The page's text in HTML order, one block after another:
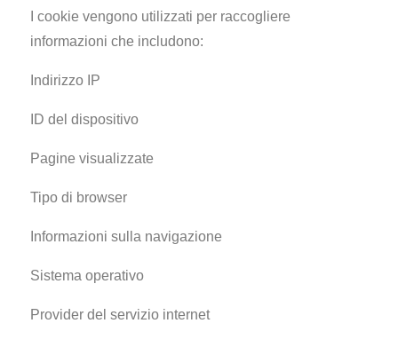
I cookie vengono utilizzati per raccogliere
informazioni che includono:
Indirizzo IP
ID del dispositivo
Pagine visualizzate
Tipo di browser
Informazioni sulla navigazione
Sistema operativo
Provider del servizio internet